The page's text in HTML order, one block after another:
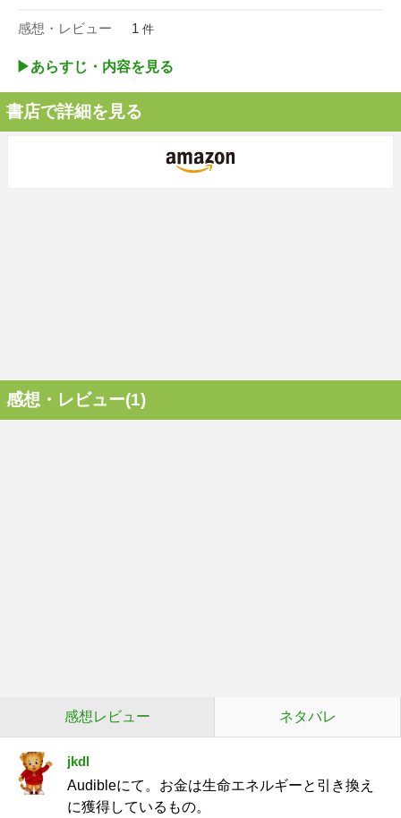
感想・レビュー 1 件
▶︎あらすじ・内容を見る
書店で詳細を見る
感想・レビュー(1)
感想レビュー ネタバレ
jkdl
Audibleにて。お金は生命エネルギーと引き換え
に獲得しているもの。